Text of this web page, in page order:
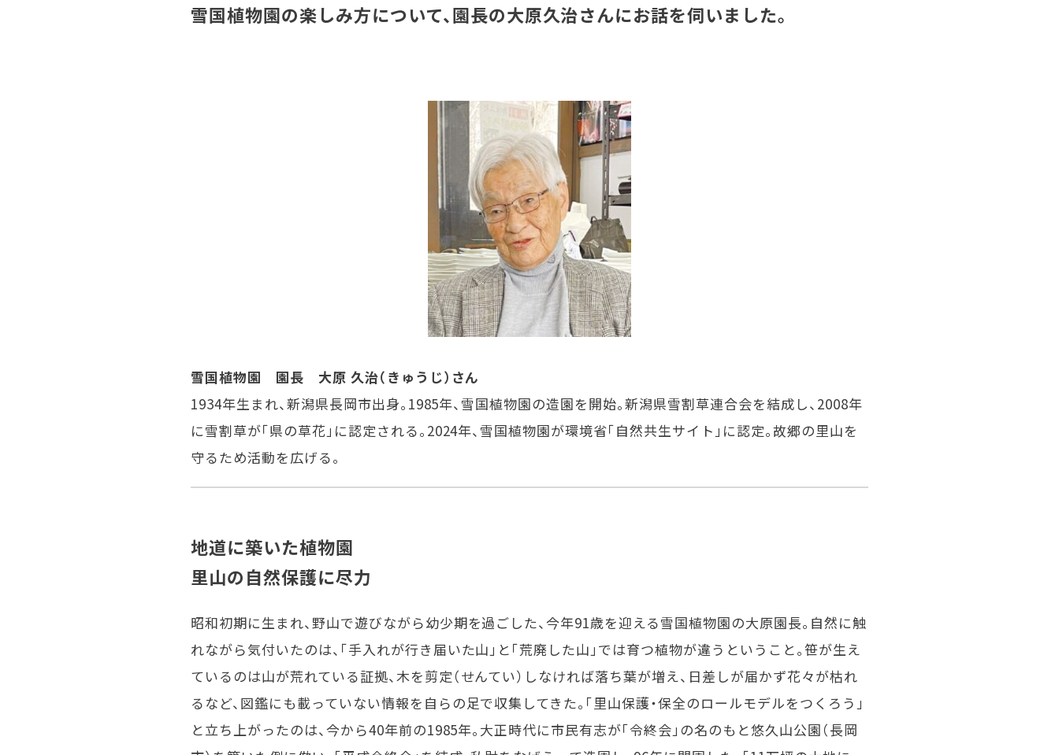
雪国植物園の楽しみ方について、園長の大原久治さんにお話を伺いました。
雪国植物園 園長 大原 久治（きゅうじ）さん
1934年生まれ、新潟県長岡市出身。1985年、雪国植物園の造園を開始。新潟県雪割草連合会を結成し、2008年
に雪割草が「県の草花」に認定される。2024年、雪国植物園が環境省「自然共生サイト」に認定。故郷の里山を
守るため活動を広げる。
地道に築いた植物園
里山の自然保護に尽力
昭和初期に生まれ、野山で遊びながら幼少期を過ごした、今年91歳を迎える雪国植物園の大原園長。自然に触
れながら気付いたのは、「手入れが行き届いた山」と「荒廃した山」では育つ植物が違うということ。笹が生え
ているのは山が荒れている証拠、木を剪定（せんてい）しなければ落ち葉が増え、日差しが届かず花々が枯れ
るなど、図鑑にも載っていない情報を自らの足で収集してきた。「里山保護・保全のロールモデルをつくろう」
と立ち上がったのは、今から40年前の1985年。大正時代に市民有志が「令終会」の名のもと悠久山公園（長岡